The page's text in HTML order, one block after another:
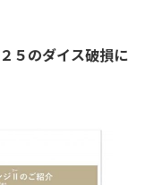
５のダイス破損に